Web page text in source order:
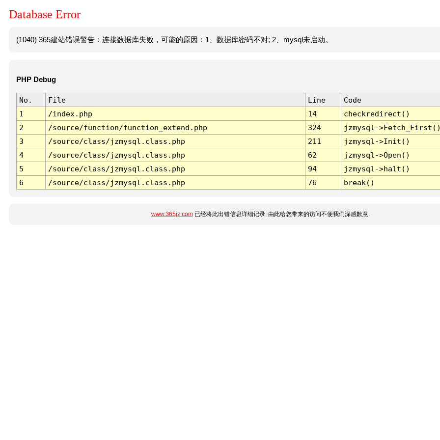
Database Error
(1040) 365建站错误警告：连接数据库失败，可能的原因：1、数据库密码不对; 2、mysql未启动。
PHP Debug
No. File Line
Code
1
/index.php 14
checkredirect()
2
/source/function/function_extend.php 324
jzmysql-
3
/source/class/jzmysql.class.php 211
jzmysql->Init()
4
/source/class/jzmysql.class.php 62
jzmysql->Open()
5
/source/class/jzmysql.class.php 94
jzmysql->halt()
6
/source/class/jzmysql.class.php 76 break()
www.365jz.com已经将此出错信息详细记录, 由此给您带来的访问不便我们深感歉意.